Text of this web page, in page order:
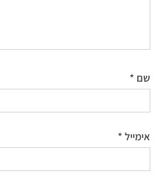
שם *
אימייל *